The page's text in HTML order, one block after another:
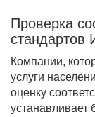
Проверка
стандартов
Компании,
услуги
оценку
устанавливает